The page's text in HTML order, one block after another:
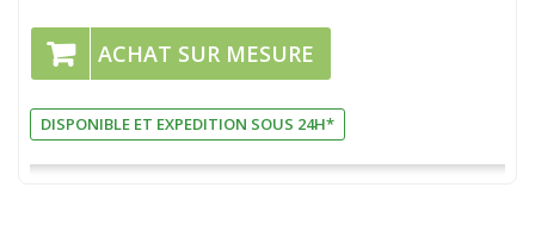
ACHAT SUR MESURE
DISPONIBLE ET EXPEDITION SOUS 24H*